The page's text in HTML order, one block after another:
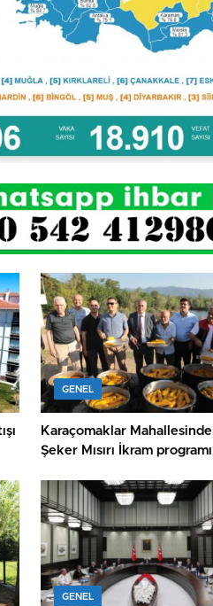
GENEL
Karaçomaklar Mahallesinde
Şeker Mısırı İkram programı
GENEL